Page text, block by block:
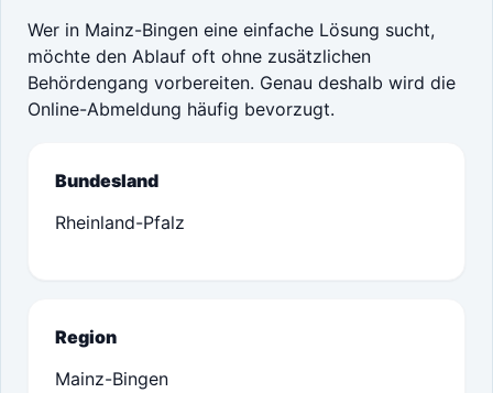
Wer in Mainz-Bingen eine einfache Lösung sucht,
möchte den Ablauf oft ohne zusätzlichen
Behördengang vorbereiten. Genau deshalb wird die
Online-Abmeldung häufig bevorzugt.
Bundesland
Rheinland-Pfalz
Region
Mainz-Bingen